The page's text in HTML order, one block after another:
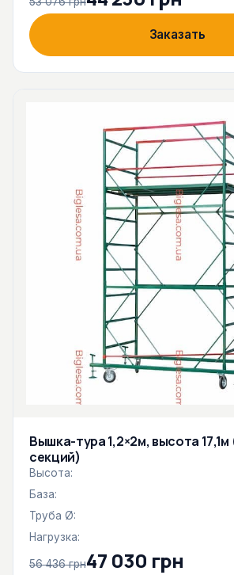
Заказать
Вышка-тура 1,2×2м, высота 17,1м
секций)
Высота:
База:
Труба Ø:
Нагрузка:
56 436 грн47 030 грн